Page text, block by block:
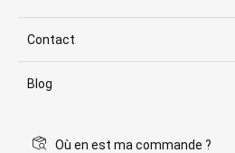
Contact
Blog
Où en est ma commande ?